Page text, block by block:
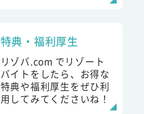
特典・福利厚生
リゾバ.com でリゾート
バイトをしたら、お得な
特典や福利厚生をぜひ利
用してみてくださいね！